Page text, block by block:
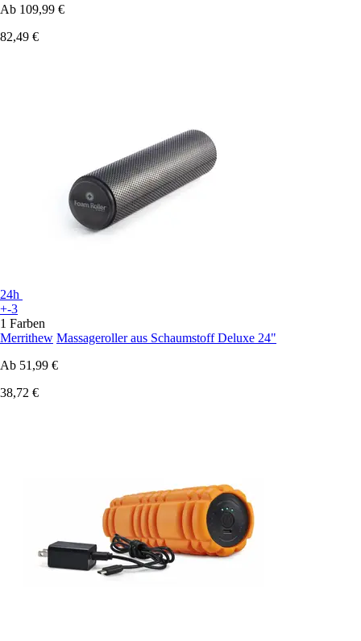
Ab 109,99 €
82,49 €
24h
+-3
1 Farben
Merrithew Massageroller aus Schaumstoff Deluxe 24"
Ab 51,99 €
38,72 €